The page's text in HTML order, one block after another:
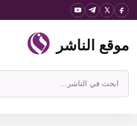
انتقل
المحتوى
موقع الناشر
ابحث
في